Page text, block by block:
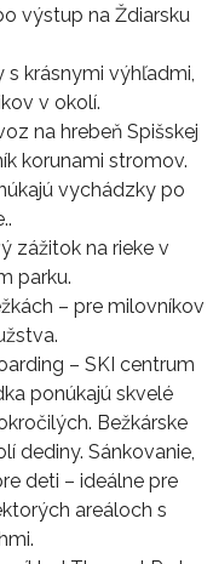
výstup na Ždiarsku
krásnymi výhľadmi,
v okolí.
na hrebeň Spišskej
korunami stromov.
vychádzky po
zážitok na rieke v
parku.
– pre milovníkov
– SKI centrum
ponúkajú skvelé
Bežkárske
dediny. Sánkovanie,
deti – ideálne pre
areáloch s